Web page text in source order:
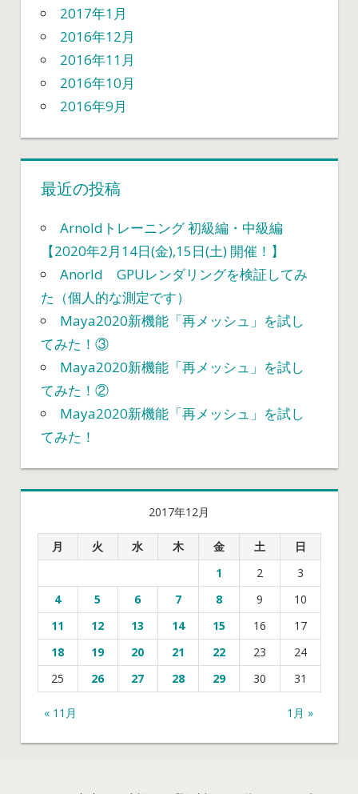
2017年1月
2016年12月
2016年11月
2016年10月
2016年9月
最近の投稿
Arnoldトレーニング 初級編・中級編
【2020年2月14日(金),15日(土) 開催！】
Anorld GPUレンダリングを検証してみ
た（個人的な測定です）
Maya2020新機能「再メッシュ」を試し
てみた！③
Maya2020新機能「再メッシュ」を試し
てみた！②
Maya2020新機能「再メッシュ」を試し
てみた！
2017年12月
月 火 水 木 金 土 日
« 11月 1月 »
1 2
3
4
5 6 7 8 9
10
11
12 13 14 15 16
17
18
19 20 21 22 23
24
25
26 27 28 29 30 31